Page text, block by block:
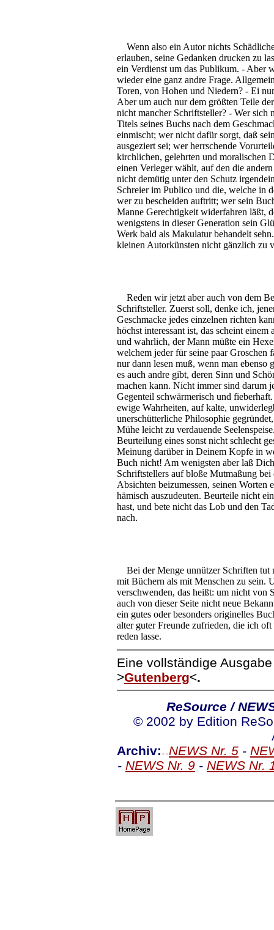
Wenn also ein Autor nichts
erlauben, seine Gedanken drucken zu
ein Verdienst um das Publikum. - Aber
wieder eine ganz andre Frage.
Toren, von Hohen und Niedern? - Ei
Aber um auch nur dem größten Teile
nicht mancher Schriftsteller? - Wer
Titels seines Buchs nach dem
einmischt; wer nicht dafür sorgt, daß
ausgeziert sei; wer herrschende
kirchlichen, gelehrten und moralischen
einen Verleger wählt, auf den die
nicht demütig unter den Schutz
Schreier im Publico und die, welche in
wer zu bescheiden auftritt; wer sein
Manne Gerechtigkeit widerfahren läßt,
wenigstens in dieser Generation sein
Werk bald als Makulatur behandelt
kleinen Autorkünsten nicht gänzlich zu
Reden wir jetzt aber auch von dem
Schriftsteller. Zuerst soll, denke ich,
Geschmacke jedes einzelnen richten
höchst interessant ist, das scheint
und wahrlich, der Mann müßte ein
welchem jeder für seine paar Groschen
nur dann lesen muß, wenn man ebenso
es auch andre gibt, deren Sinn und
machen kann. Nicht immer sind darum
Gegenteil schwärmerisch und
ewige Wahrheiten, auf kalte,
unerschütterliche Philosophie
Mühe leicht zu verdauende
Beurteilung eines sonst nicht schlecht
Meinung darüber in Deinem Kopfe in
Buch nicht! Am wenigsten aber laß
Schriftstellers auf bloße Mutmaßung
Absichten beizumessen, seinen Worten
hämisch auszudeuten. Beurteile nicht
hast, und bete nicht das Lob und den
nach.
Bei der Menge unnützer Schriften tut
mit Büchern als mit Menschen zu sein.
verschwenden, das heißt: um nicht von
auch von dieser Seite nicht neue
ein gutes oder besonders originelles
alter guter Freunde zufrieden, die ich
reden lasse.
Eine vollständige
>Gutenberg<.
ReSource /
© 2002 by Edition
Archiv:..NEWS Nr. 5 -
- NEWS Nr. 9 - NEWS Nr.